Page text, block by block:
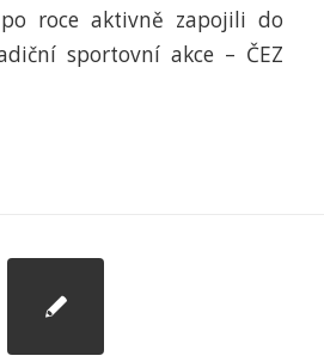
roce aktivně zapojili do
sportovní akce – ČEZ